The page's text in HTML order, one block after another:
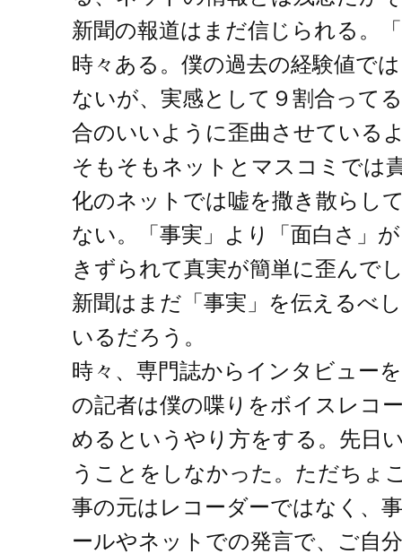
新聞の報道はまだ信じられる。
時々ある。僕の過去の経験値で
ないが、実感として９割合って
合のいいように歪曲させている
そもそもネットとマスコミでは
化のネットでは嘘を撒き散らし
ない。「事実」より「面白さ」
きずられて真実が簡単に歪んで
新聞はまだ「事実」を伝えるべ
いるだろう。
時々、専門誌からインタビュー
の記者は僕の喋りをボイスレコ
めるというやり方をする。先日
うことをしなかった。ただちょ
事の元はレコーダーではなく、
ールやネットでの発言で、ご自